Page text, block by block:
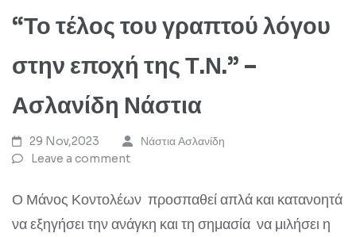
“Το τέλος του γραπτού λόγου
στην εποχή της Τ.Ν.” –
Ασλανίδη Νάστια
29 Nov,2023
Νάστια Ασλανίδη
Leave a comment
Ο Μάνος Κοντολέων προσπαθεί απλά και κατανοητά
να εξηγήσει την ανάγκη και τη σημασία να μιλήσει η